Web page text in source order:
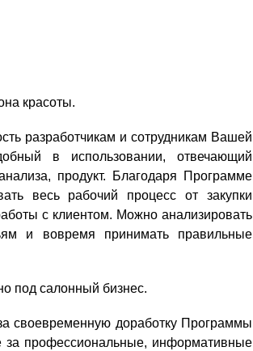
красоты.
разработчикам и сотрудникам Вашей
в использовании, отвечающий
продукт. Благодаря Программе
весь рабочий процесс от закупки
с клиентом. Можно анализировать
и вовремя принимать правильные
под салонный бизнес.
своевременную доработку Программы
за профессиональные, информативные